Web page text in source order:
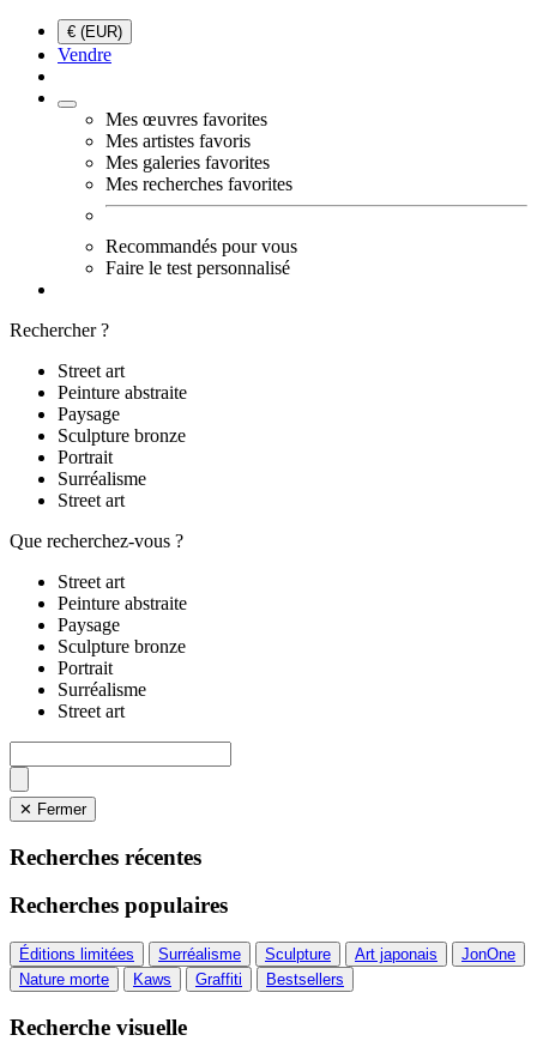
€ (EUR)
Vendre
Mes œuvres favorites
Mes artistes favoris
Mes galeries favorites
Mes recherches favorites
Recommandés pour vous
Faire le test personnalisé
Rechercher ?
Street art
Peinture abstraite
Paysage
Sculpture bronze
Portrait
Surréalisme
Street art
Que recherchez-vous ?
Street art
Peinture abstraite
Paysage
Sculpture bronze
Portrait
Surréalisme
Street art
✕ Fermer
Recherches récentes
Recherches populaires
Éditions limitées Surréalisme Sculpture Art japonais
JonOne
Nature morte
Kaws Graffiti Bestsellers
Recherche visuelle